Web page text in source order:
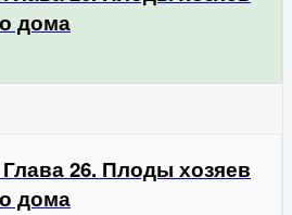
дома
26. Плоды хозяев
дома